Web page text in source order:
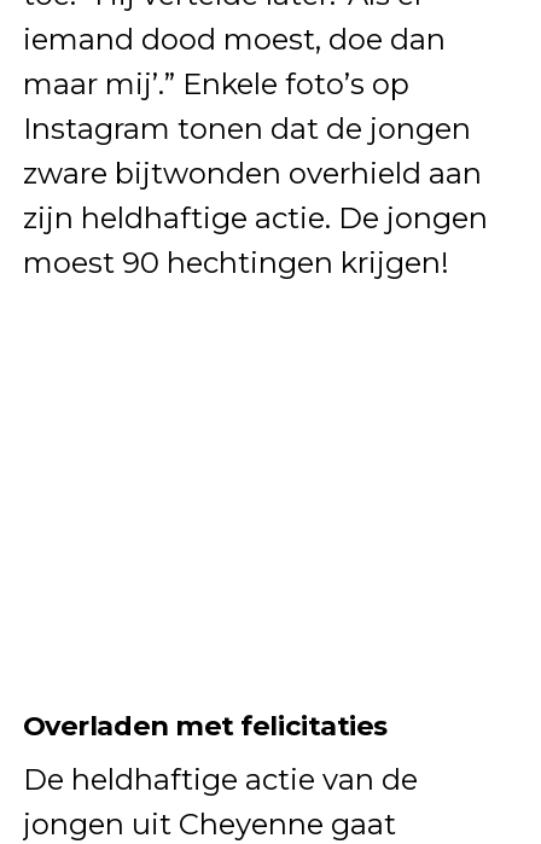
iemand dood moest, doe dan
maar mij’.” Enkele foto’s op
Instagram tonen dat de jongen
zware bijtwonden overhield aan
zijn heldhaftige actie. De jongen
moest 90 hechtingen krijgen!
Overladen met felicitaties
De heldhaftige actie van de
jongen uit Cheyenne gaat